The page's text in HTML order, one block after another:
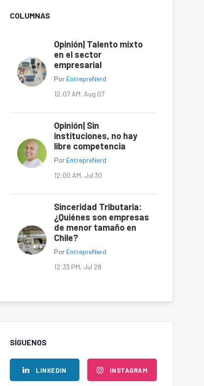
COLUMNAS
Opinión| Talento mixto
en el sector
empresarial
Por EntrepreNerd
12:07 AM, Aug 07
Opinión| Sin
instituciones, no hay
libre competencia
Por EntrepreNerd
12:00 AM, Jul 30
Sinceridad Tributaria:
¿Quiénes son empresas
de menor tamaño en
Chile?
Por EntrepreNerd
12:33 PM, Jul 28
SÍGUENOS
LINKEDIN INSTAGRAM